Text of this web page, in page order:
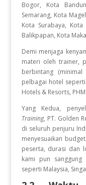
Bogor, Kota
Semarang, Kota
Kota Surabaya,
Balikpapan, Kota
Demi menjaga
materi oleh trainer,
berbintang
pelbagai hotel
Hotels & Resorts,
Yang Kedua,
Training, PT. Golden
di seluruh penjuru
menyesuaikan
peserta, durasi dan
kami pun sanggung
seperti Malaysia,